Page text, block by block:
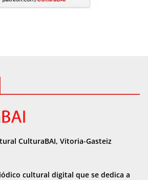
CulturaBAI, Vitoria-Gasteiz
cultural digital que se dedica a